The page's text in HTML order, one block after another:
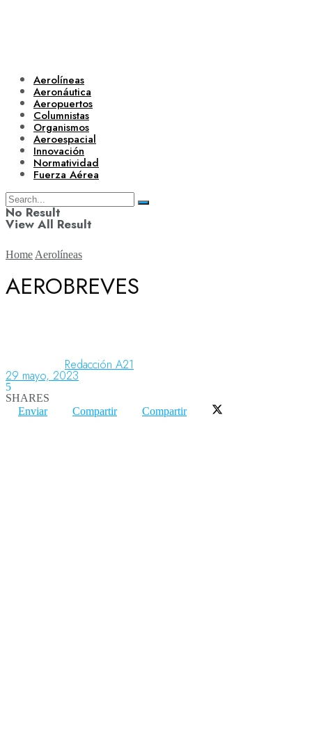
Aerolíneas
Aeronáutica
Aeropuertos
Columnistas
Organismos
Aeroespacial
Innovación
Normatividad
Fuerza Aérea
No Result
View All Result
Aeronáutica
Aeropuertos
Home Aerolíneas
AEROBREVES
Redacción A21
29 mayo, 2023
5
SHARES
Enviar
Compartir Compartir